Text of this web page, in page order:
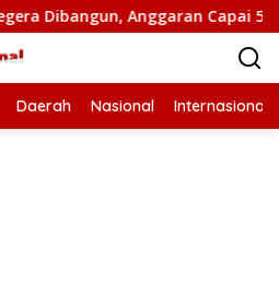
Anggaran Capai 500 M
Daerah Nasional Internasional